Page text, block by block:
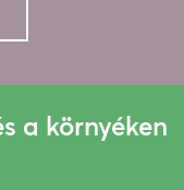
a környéken